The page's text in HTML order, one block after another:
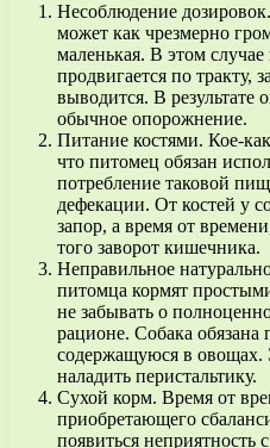
Несоблюдение
может как чрезмерно
маленькая. В этом
продвигается по тракту,
выводится. В результате
обычное опорожнение.
Питание костями. Кое-
что питомец обязан
потребление таковой
дефекации. От костей у
запор, а время от
того заворот кишечника.
Неправильное
питомца кормят
не забывать о
рационе. Собака обязана
содержащуюся в овощах.
наладить перистальтику.
Сухой корм. Время от
приобретающего
появиться неприятность